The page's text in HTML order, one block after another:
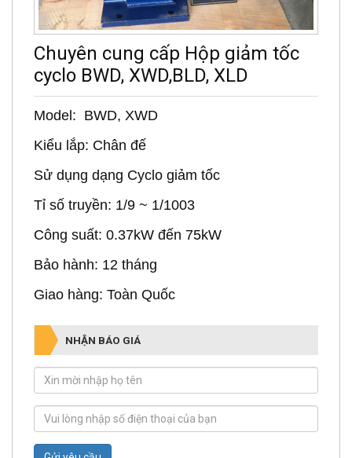
Chuyên cung cấp Hộp giảm tốc
cyclo BWD, XWD,BLD, XLD
Model: BWD, XWD
Kiểu lắp: Chân đế
Sử dụng dạng Cyclo giảm tốc
Tỉ số truyền: 1/9 ~ 1/1003
Công suất: 0.37kW đến 75kW
Bảo hành: 12 tháng
Giao hàng: Toàn Quốc
NHẬN BÁO GIÁ